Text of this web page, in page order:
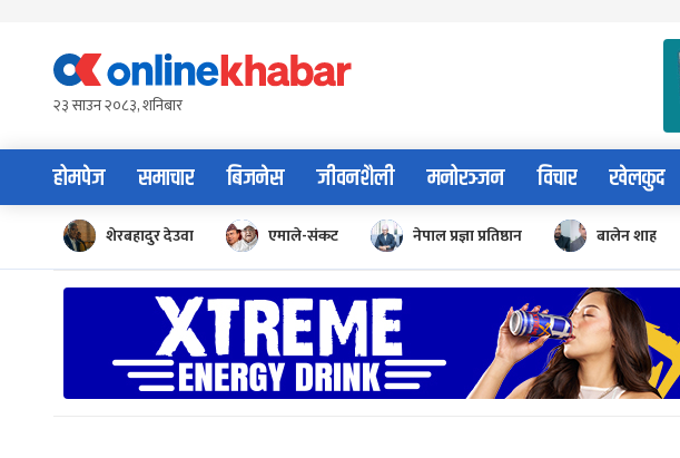
content२३ साउन २०८३, शनिबार
होमपेज समाचार बिजनेस जीवनशैली मनोरञ्जन विचार खेलकुद
शेरबहादुर देउवा एमाले-संकट नेपाल प्रज्ञा प्रतिष्ठान बालेन शाह